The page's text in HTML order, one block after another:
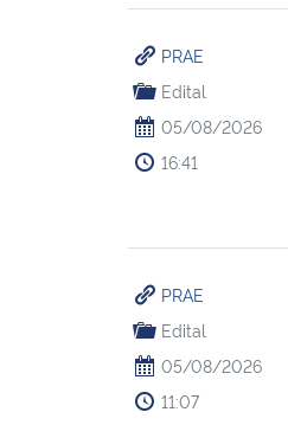
PRAE
Edital
05/08/2026
16:41
PRAE
Edital
05/08/2026
11:07